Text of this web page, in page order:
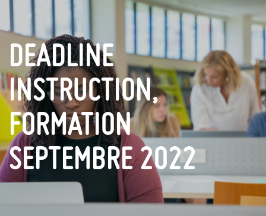
DEADLINE
INSTRUCTION,
FORMATION
SEPTEMBRE 2022